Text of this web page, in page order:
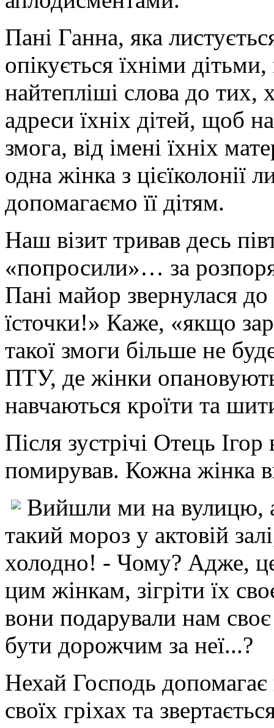
Пані Ганна, яка
опікується їхніми
найтепліші слова до тих,
адреси їхніх дітей, щоб
змога, від імені їхніх
одна жінка з цієїколонії
допомагаємо її дітям.
Наш візит тривав десь
«попросили»… за
Пані майор звернулася
їсточки!» Каже, «якщо
такої змоги більше не
ПТУ, де жінки
навчаються кроїти та
Після зустрічі Отець
помирував. Кожна жінка
Вийшли ми на вулицю,
такий мороз у актовій
холодно! - Чому? Адже,
цим жінкам, зігріти їх
вони подарували нам
бути дорожчим за неї...?
Нехай Господь
своїх гріхах та